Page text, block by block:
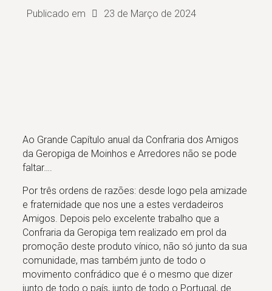
Publicado em 23 de Março de 2024
Ao Grande Capítulo anual da Confraria dos Amigos
da Geropiga de Moinhos e Arredores não se pode
faltar….
Por três ordens de razões: desde logo pela amizade
e fraternidade que nos une a estes verdadeiros
Amigos. Depois pelo excelente trabalho que a
Confraria da Geropiga tem realizado em prol da
promoção deste produto vínico, não só junto da sua
comunidade, mas também junto de todo o
movimento confrádico que é o mesmo que dizer
junto de todo o país, junto de todo o Portugal, de